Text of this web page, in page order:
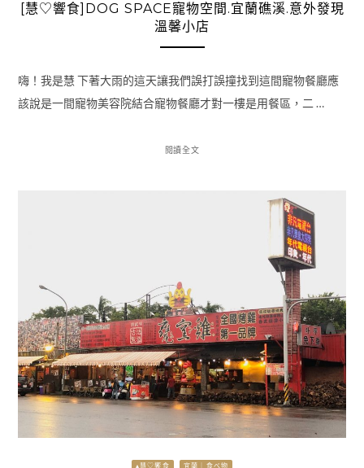
[慧♡響食]DOG SPACE寵物空間.宜蘭礁溪.意外發現
溫馨小店
嗨！我是慧 下著大雨的這天讓我們誤打誤撞找到這間寵物餐廳應
該說是一間寵物美容院結合寵物餐廳才對一樓是用餐區，二 …
閱讀全文
▴慧♡饗食 宜蘭｜食べ物